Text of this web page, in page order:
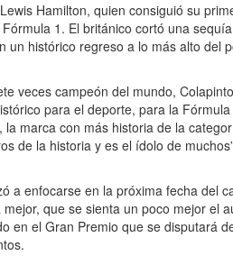
Hamilton, quien consiguió su
1. El británico cortó una
un histórico regreso a lo más alto del
veces campeón del mundo,
para el deporte, para la
marca con más historia de la
de la historia y es el ídolo de
a enfocarse en la próxima fecha del
que se sienta un poco mejor el
en el Gran Premio que se disputará